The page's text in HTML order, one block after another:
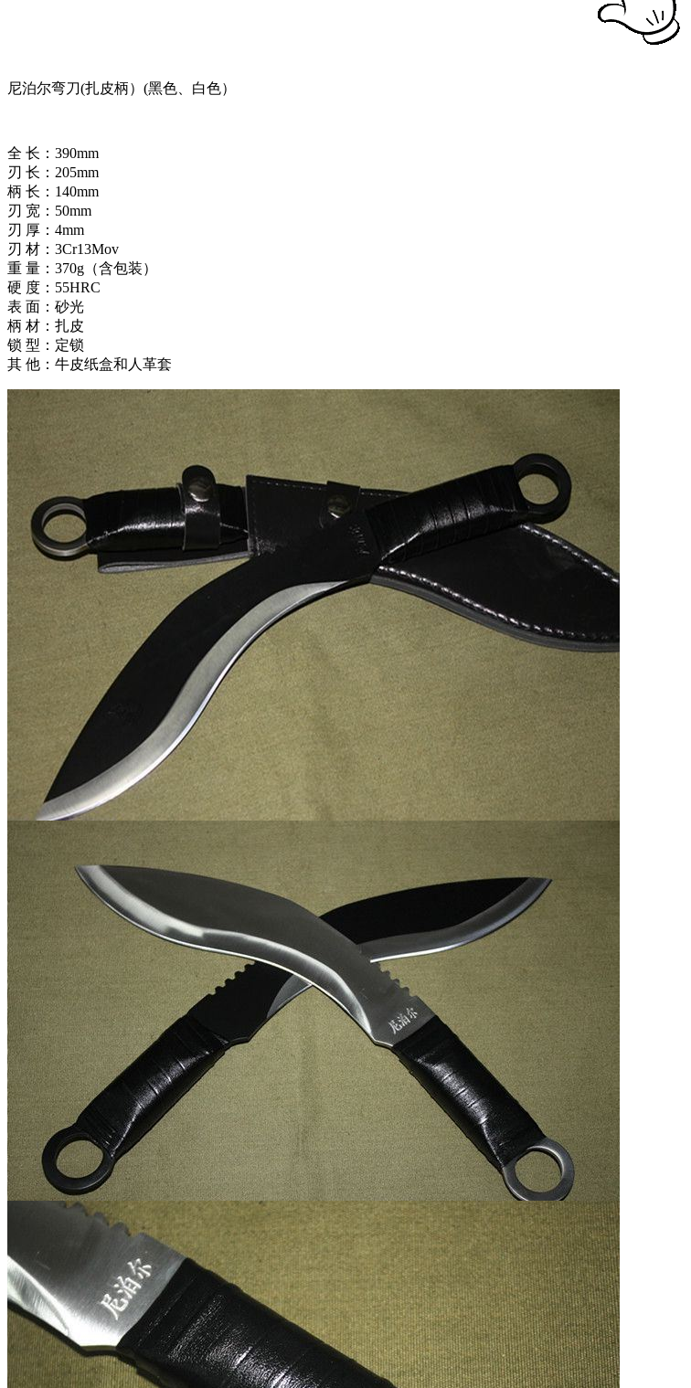
尼泊尔弯刀(扎皮柄）(黑色、白色）
全 长：390mm
刃 长：205mm
柄 长：140mm
刃 宽：50mm
刃 厚：4mm
刃 材：3Cr13Mov
重 量：370g（含包装）
硬 度：55HRC
表 面：砂光
柄 材：扎皮
锁 型：定锁
其 他：牛皮纸盒和人革套